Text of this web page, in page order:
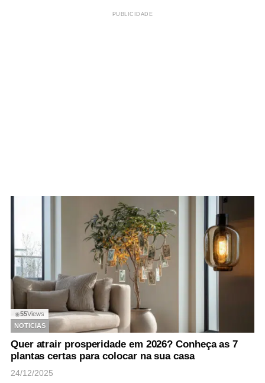
PUBLICIDADE
◉55Views
NOTICIAS
Quer atrair prosperidade em 2026? Conheça as 7
plantas certas para colocar na sua casa
24/12/2025